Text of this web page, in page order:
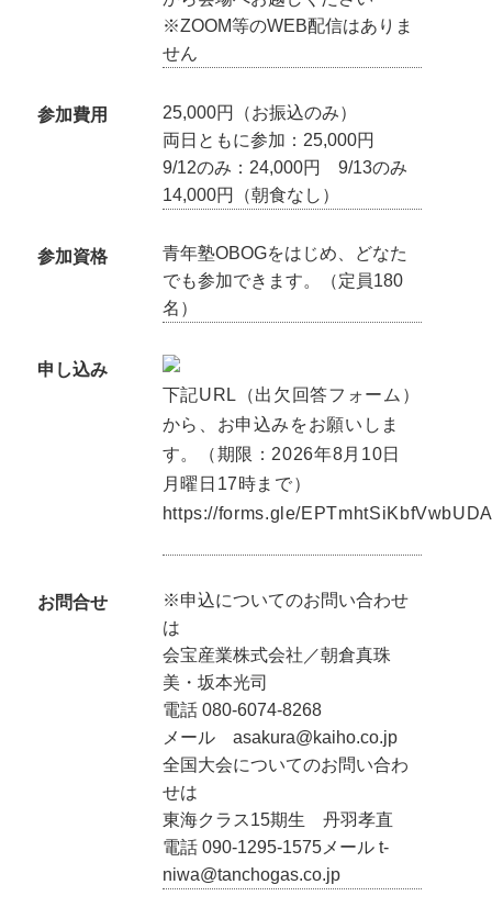
※ZOOM等のWEB配信はありま
せん
参加費用
25,000円（お振込のみ）
両日ともに参加：25,000円
9/12のみ：24,000円 9/13のみ
14,000円（朝食なし）
参加資格
青年塾OBOGをはじめ、どなた
でも参加できます。（定員180
名）
申し込み
下記URL（出欠回答フォーム）
から、お申込みをお願いしま
す。（期限：2026年8月10日
月曜日17時まで）
https://forms.gle/EPTmhtSiKbfVwbUDA
お問合せ
※申込についてのお問い合わせ
は
会宝産業株式会社／朝倉真珠
美・坂本光司
電話 080-6074-8268
メール asakura@kaiho.co.jp
全国大会についてのお問い合わ
せは
東海クラス15期生 丹羽孝直
電話 090-1295-1575メール t-
niwa@tanchogas.co.jp